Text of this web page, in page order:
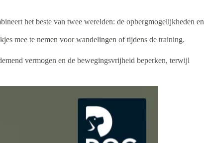
het beste van twee werelden: de opbergmogelijkheden en
mee te nemen voor wandelingen of tijdens de training.
vermogen en de bewegingsvrijheid beperken, terwijl